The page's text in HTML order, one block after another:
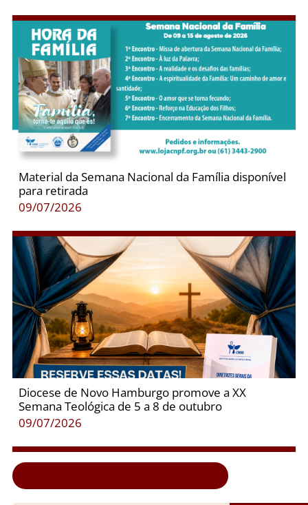
Material da Semana Nacional da Família disponível
para retirada
09/07/2026
Diocese de Novo Hamburgo promove a XX
Semana Teológica de 5 a 8 de outubro
09/07/2026